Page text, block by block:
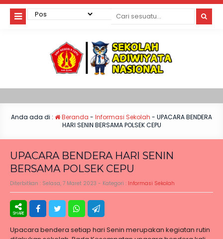
Anda ada di : Beranda - Informasi Sekolah - UPACARA BENDERA
HARI SENIN BERSAMA POLSEK CEPU
UPACARA BENDERA HARI SENIN
BERSAMA POLSEK CEPU
Diterbitkan : Selasa, 7 Maret 2023 - Kategori : Informasi Sekolah
Upacara bendera setiap hari Senin merupakan kegiatan rutin